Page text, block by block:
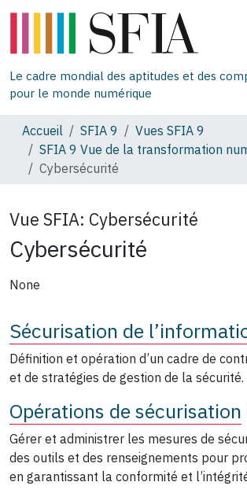
Le cadre mondial des aptitudes et des
pour le monde numérique
Accueil SFIA 9
Vues SFIA 9
SFIA 9 Vue de la transformation
Cybersécurité
Vue SFIA: Cybersécurité
Cybersécurité
None
Sécurisation de
Définition et opération d’un cadre de
et de stratégies de gestion de la sécurité.
Opérations de sécurisation
Gérer et administrer les mesures de
des outils et des renseignements pour
en garantissant la conformité et